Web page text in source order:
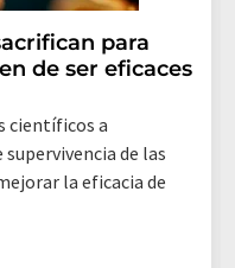
para
de ser eficaces
científicos a
de las
la eficacia de